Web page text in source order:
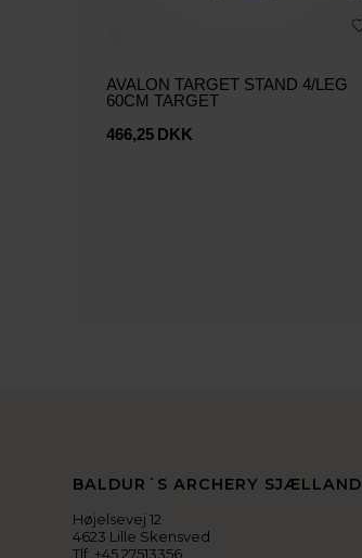
AVALON TARGET STAND 4/LEG
60CM TARGET
466,25 DKK
BALDUR´S ARCHERY SJÆLLAND
Højelsevej 12
4623 Lille Skensved
Tlf. +45 27513356